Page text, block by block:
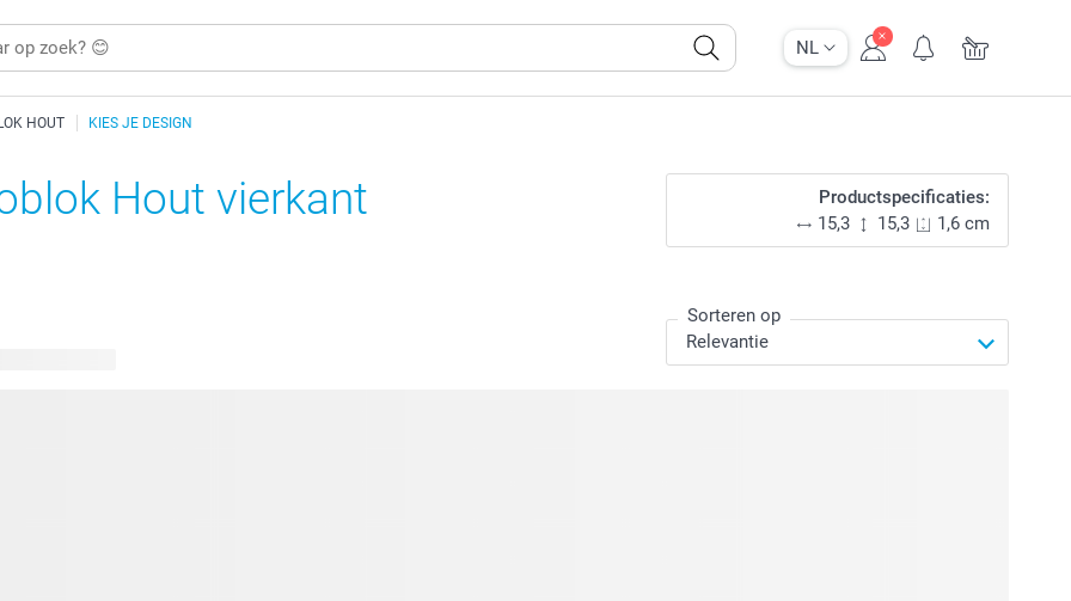
NL
HOUT KIES JE DESIGN
Hout vierkant
Productspecificaties:
15,3
15,3 1,6 cm
Sorteren op